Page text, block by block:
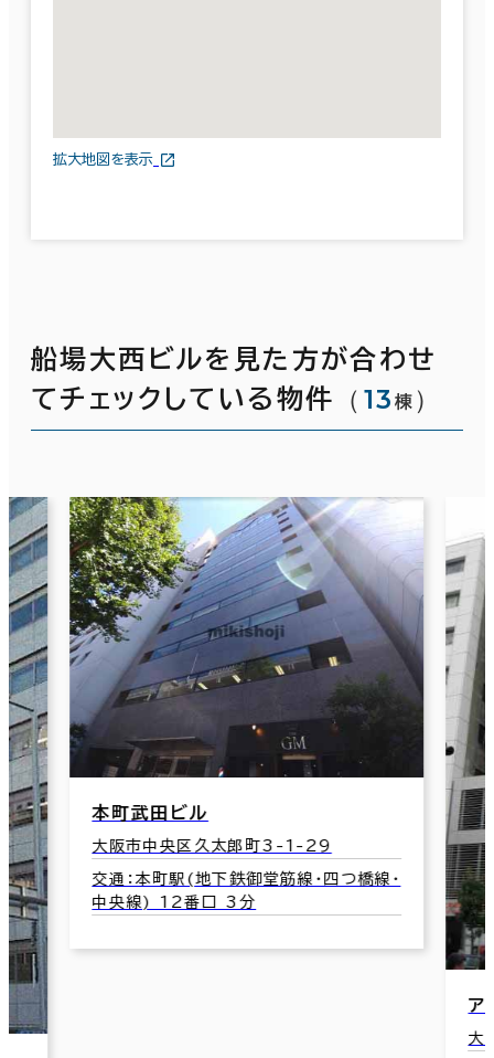
拡大地図を表示
船場大西ビルを見た方が合わせ
てチェックしている物件
（ 13 棟 ）
本町武田ビル
大阪市中央区久太郎町3-1-29
交通：本町駅(地下鉄御堂筋線･四つ橋線･
中央線) 12番口 3分
ア
大